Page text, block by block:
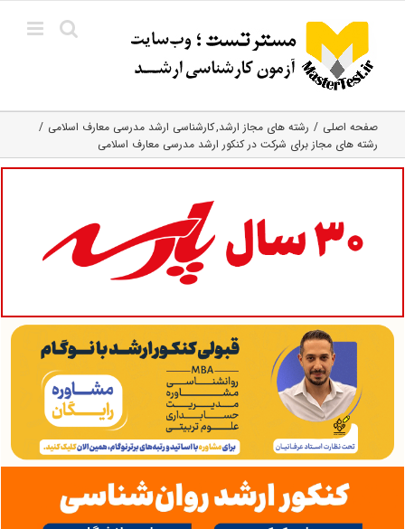
content
صفحه اصلی رشته های مجاز ارشد کارشناسی ارشد مدرسی معارف اسلامی
رشته های مجاز برای شرکت در کنکور ارشد مدرسی معارف اسلامی